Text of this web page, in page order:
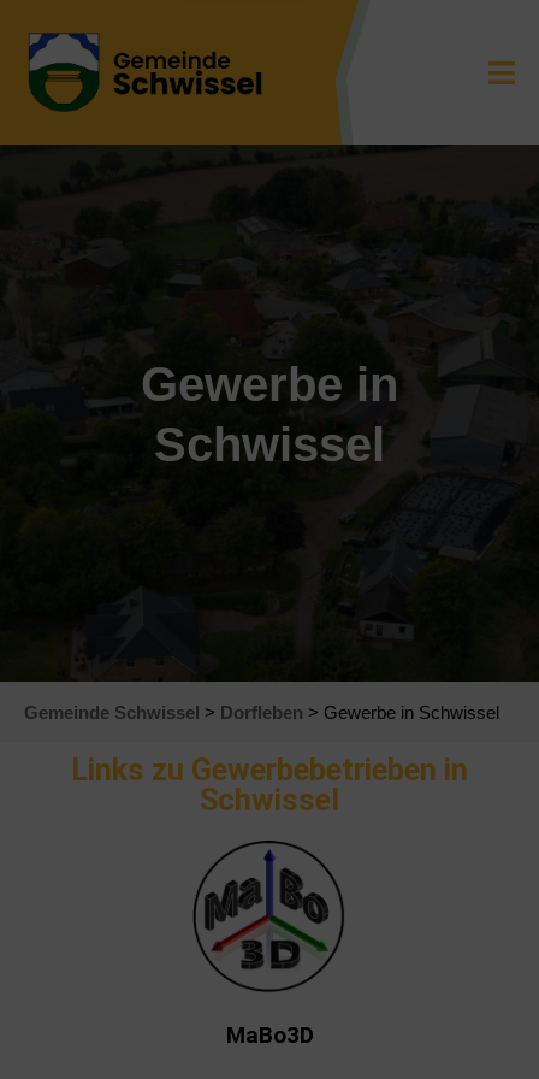
Gewerbe in
Schwissel
Gemeinde Schwissel > Dorfleben > Gewerbe in Schwissel
Links zu Gewerbebetrieben in
Schwissel
MaBo3D